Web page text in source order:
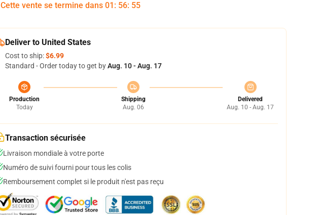
Cette vente se termine dans 01 : 56: 54
Deliver to United States
Cost to ship:$6.99
Standard - Order today to get byAug. 10 - Aug. 17
Production
Today
Shipping
Aug. 06
Delivered
Aug. 10 - Aug. 17
Transaction sécurisée
Livraison mondiale à votre porte
Numéro de suivi fourni pour tous les colis
Remboursement complet si le produit n'est pas reçu